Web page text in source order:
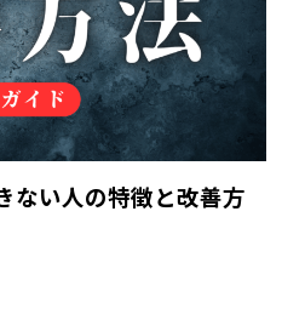
ない人の特徴と改善方